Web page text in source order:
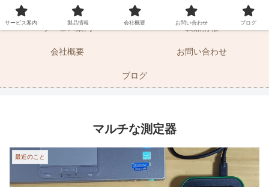
マーケティングサポートとドキュメントの湘南エムエス
サービス案内 製品情報
会社概要 お問い合わせ
ブログ
マルチな測定器
最近のこと
サービス案内 製品情報 会社概要 お問い合わせ ブログ